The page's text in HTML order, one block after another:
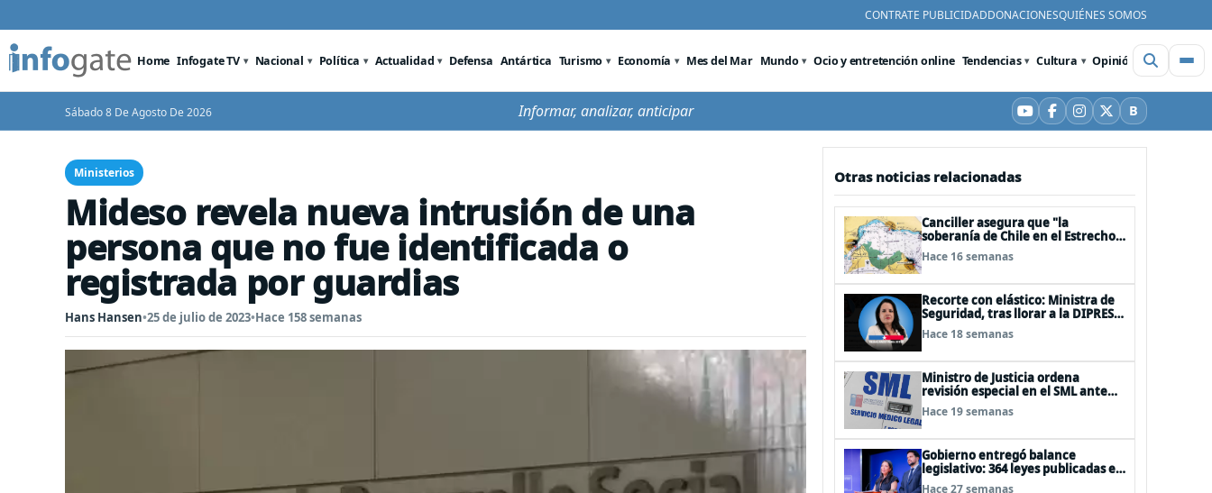
CONTRATE PUBLICIDADDONACIONESQUIÉNES SOMOS
Home Infogate TV Nacional Política Actualidad Defensa Antártica Turismo Economía Mes del Mar Mundo Ocio y entretención online Tendencias Cultura Opinión Videos
Sábado 8 De Agosto De 2026 Informar, analizar, anticipar YouTube
Facebook
Instagram
X BBluesky
Ministerios
Mideso revela nueva intrusión de una
persona que no fue identificada o
registrada por guardias
Hans Hansen•25 de julio de 2023•Hace 158 semanas
Otras noticias relacionadas
Canciller asegura que "la
soberanía de Chile en el Estrecho
de Magallanes es indiscutible"
Hace 16 semanas
Recorte con elástico: Ministra de
Seguridad, tras llorar a la DIPRES,
logra que no le recorten el temido
3%
Hace 18 semanas
Ministro de Justicia ordena
revisión especial en el SML ante
eventuales irregularidades
Hace 19 semanas
Gobierno entregó balance
legislativo: 364 leyes publicadas en
cuatro años
Hace 27 semanas